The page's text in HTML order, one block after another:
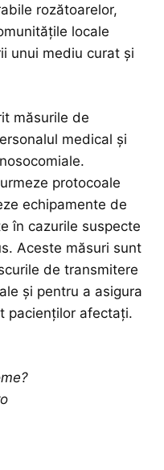
rozătoarelor,
locale
unui mediu curat și
măsurile de
medical și
protocoale
echipamente de
în cazurile suspecte
Aceste măsuri sunt
de transmitere
și pentru a asigura
pacienților afectați.